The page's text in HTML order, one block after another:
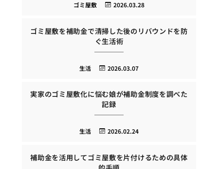
2026.03.28
ゴミ屋敷
ゴミ屋敷を補助金で清掃した後のリバウンドを防
ぐ生活術
2026.03.07
生活
実家のゴミ屋敷化に悩む娘が補助金制度を調べた
記録
2026.02.24
生活
補助金を活用してゴミ屋敷を片付けるための具体